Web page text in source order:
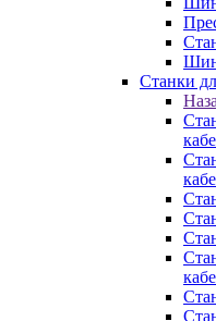
Станки